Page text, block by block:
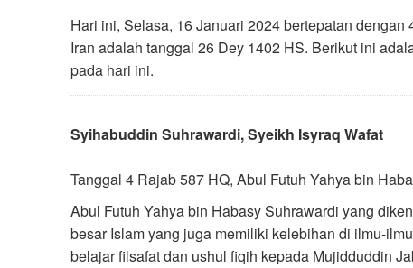
Hari ini, Selasa, 16 Januari 2024 bertepatan
Iran adalah tanggal 26 Dey 1402 HS. Berikut ini
pada hari ini.
Syihabuddin Suhrawardi, Syeikh Isyraq Wafat
Tanggal 4 Rajab 587 HQ, Abul Futuh Yahya bin
Abul Futuh Yahya bin Habasy Suhrawardi yang
besar Islam yang juga memiliki kelebihan di ilmu-
belajar filsafat dan ushul fiqih kepada Mujidduddin